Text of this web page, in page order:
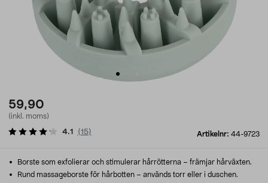
59,90
(inkl. moms)
Artikelnr: 44-9723
4.1 (15)
Borste som exfolierar och stimulerar hårrötterna – främjar hårväxten.
Rund massageborste för hårbotten – används torr eller i duschen.